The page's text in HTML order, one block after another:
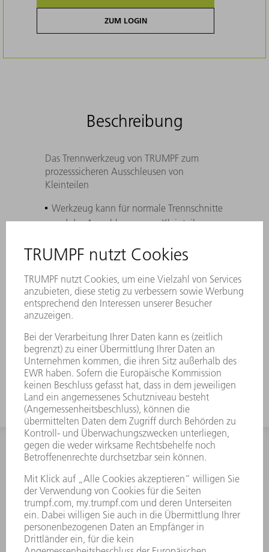
ZUM LOGIN
Beschreibung
Das Trennwerkzeug von TRUMPF zum
prozesssicheren Ausschleusen von
Kleinteilen
Werkzeug kann für normale Trennschnitte
und das Ausschleusen von Kleinteilen
Sortierung von Gutteilen und Abfall
entfällt, da Gutteile über Teilerutsche
entsorgt werden
Reduzierte Bearbeitungszeiten, da
Maximale Prozesssicherheit durch
überwachten Ausschleusvorgang
INFORMATION
Häufig gestellte Fragen
Allgemeine Geschäftsbedingungen
KONTAKT
After Sales
+43722160396550
Mo - Do: 08:00 -17:30 Uhr